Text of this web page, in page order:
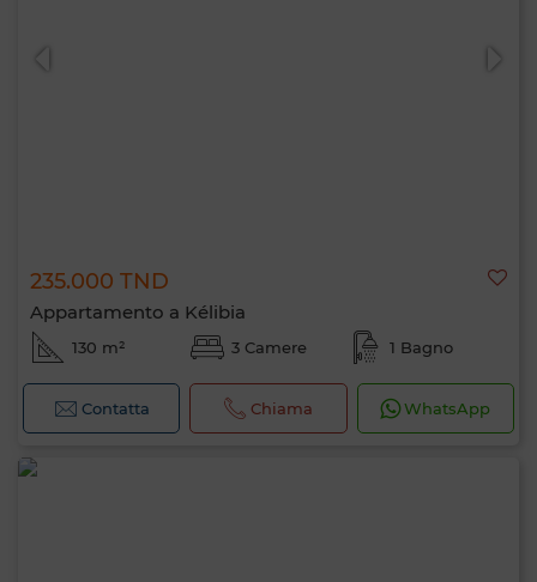
235.000 TND
Appartamento a Kélibia
130 m² 3 Camere 1 Bagno
Contatta Chiama WhatsApp